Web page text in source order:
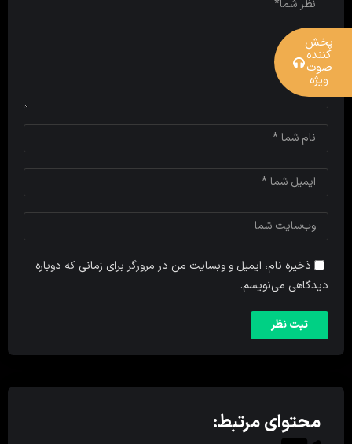
ذخیره نام، ایمیل و وبسایت من در مرورگر برای زمانی که دوباره
دیدگاهی می‌نویسم.
محتوای مرتبط:
پخش
کننده
صوت
ویژه